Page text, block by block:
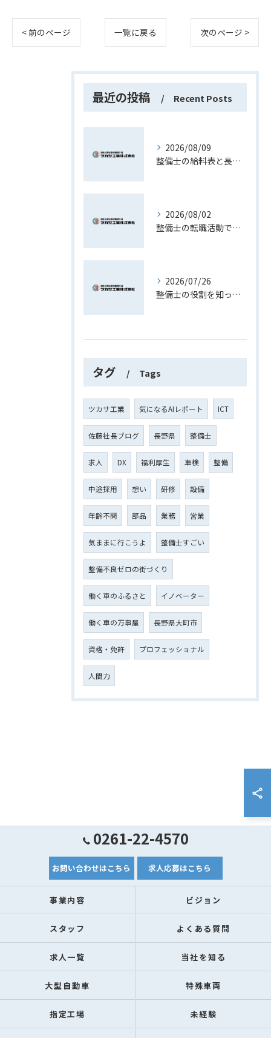
< 前のページ 一覧に戻る 次のページ >
最近の投稿 Recent Posts
2026/08/09
整備士の給料表と長野県で安定収入を得るためのポイント徹底解説
2026/08/02
整備士の転職活動で資格や経験を最大限活かす現実的な進め方ガイド
2026/07/26
整備士の役割を知って長野県で理想のキャリアを築くための実践ガイド
タグ Tags
ツカサ工業 気になるAIレポート ICT
佐藤社長ブログ 長野県 整備士
求人 DX 福利厚生 車検 整備
中途採用 想い 研修 設備
年齢不問 部品 業務 営業
気ままに行こうよ 整備士すごい
整備不良ゼロの街づくり
働く車のふるさと イノベーター
働く車の万事屋 長野県大町市
資格・免許 プロフェッショナル
人間力
0261-22-4570
お問い合わせはこちら 求人応募はこちら
事業内容 ビジョン
スタッフ よくある質問
求人一覧 当社を知る
大型自動車 特殊車両
指定工場 未経験